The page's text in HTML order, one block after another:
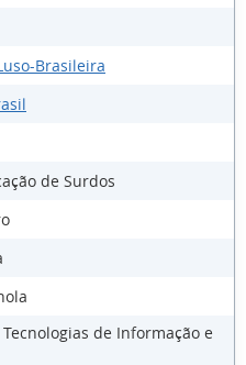
Brasileira
de Surdos
de Informação e